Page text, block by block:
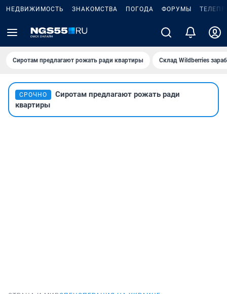
НЕДВИЖИМОСТЬ ЗНАКОМСТВА ПОГОДА ФОРУМЫ
Сиротам предлагают рожать ради квартиры Склад Wildberries
СРОЧНО
Сиротам предлагают рожать ради
квартиры